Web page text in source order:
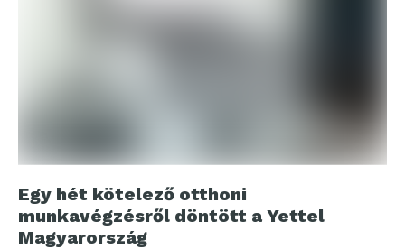
Egy hét kötelező otthoni
munkavégzésről döntött a Yettel
Magyarország